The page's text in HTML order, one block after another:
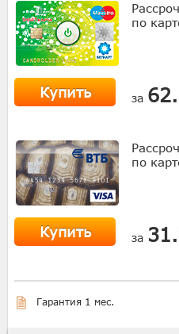
по
Купить за 62.
по
Купить за 31.
Гарантия 1 мес.